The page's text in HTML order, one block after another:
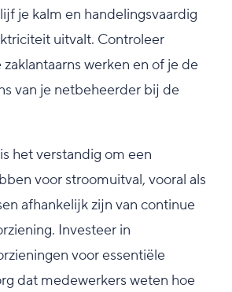
je kalm en handelingsvaardig
uitvalt. Controleer
werken en of je de
van je netbeheerder bij de
het verstandig om een
voor stroomuitval, vooral als
afhankelijk zijn van continue
Investeer in
voor essentiële
dat medewerkers weten hoe